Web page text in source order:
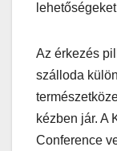
Az érkezés
szálloda
kézben jár. A
Conference